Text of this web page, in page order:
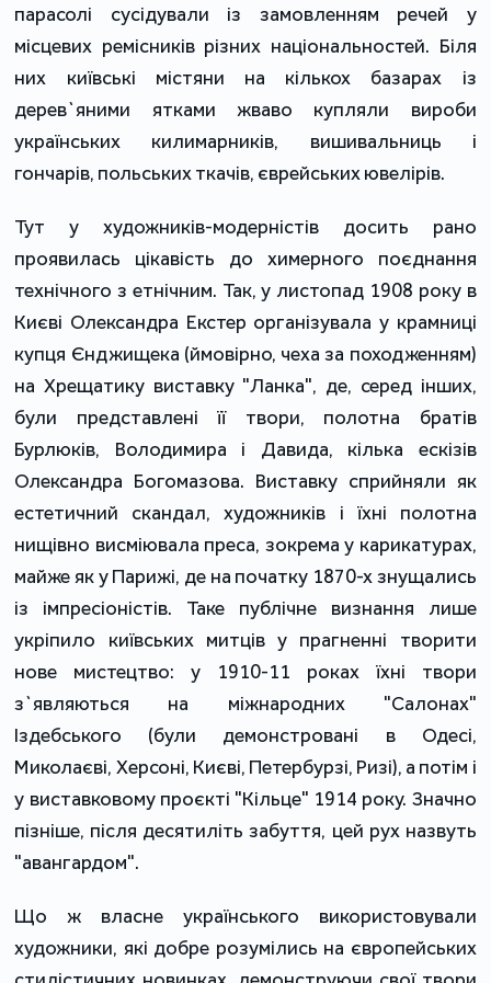
парасолі сусідували із замовленням речей у
місцевих ремісників різних національностей. Біля
них київські містяни на кількох базарах із
дерев`яними ятками жваво купляли вироби
українських килимарників, вишивальниць і
гончарів, польських ткачів, єврейських ювелірів.
Тут у художників-модерністів досить рано
проявилась цікавість до химерного поєднання
технічного з етнічним. Так, у листопад 1908 року в
Києві Олександра Екстер організувала у крамниці
купця Єнджищека (ймовірно, чеха за походженням)
на Хрещатику виставку "Ланка", де, серед інших,
були представлені її твори, полотна братів
Бурлюків, Володимира і Давида, кілька ескізів
Олександра Богомазова. Виставку сприйняли як
естетичний скандал, художників і їхні полотна
нищівно висміювала преса, зокрема у карикатурах,
майже як у Парижі, де на початку 1870-х знущались
із імпресіоністів. Таке публічне визнання лише
укріпило київських митців у прагненні творити
нове мистецтво: у 1910-11 роках їхні твори
з`являються на міжнародних "Салонах"
Іздебського (були демонстровані в Одесі,
Миколаєві, Херсоні, Києві, Петербурзі, Ризі), а потім і
у виставковому проєкті "Кільце" 1914 року. Значно
пізніше, після десятиліть забуття, цей рух назвуть
"авангардом".
Що ж власне українського використовували
художники, які добре розумілись на європейських